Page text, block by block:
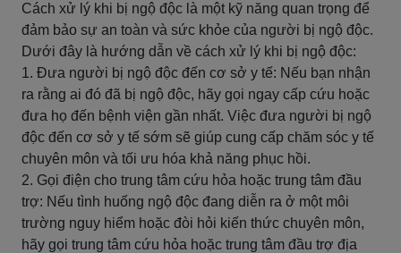
Cách xử lý khi bị ngộ độc là một kỹ năng quan trọng để
đảm bảo sự an toàn và sức khỏe của người bị ngộ độc.
Dưới đây là hướng dẫn về cách xử lý khi bị ngộ độc:
1. Đưa người bị ngộ độc đến cơ sở y tế: Nếu bạn nhận
ra rằng ai đó đã bị ngộ độc, hãy gọi ngay cấp cứu hoặc
đưa họ đến bệnh viện gần nhất. Việc đưa người bị ngộ
độc đến cơ sở y tế sớm sẽ giúp cung cấp chăm sóc y tế
chuyên môn và tối ưu hóa khả năng phục hồi.
2. Gọi điện cho trung tâm cứu hỏa hoặc trung tâm đầu
trợ: Nếu tình huống ngộ độc đang diễn ra ở một môi
trường nguy hiểm hoặc đòi hỏi kiến thức chuyên môn,
hãy gọi trung tâm cứu hỏa hoặc trung tâm đầu trợ địa